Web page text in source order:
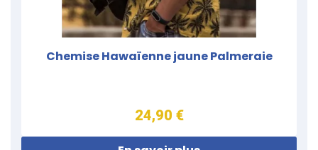
Chemise Hawaïenne jaune Palmeraie
24,90 €